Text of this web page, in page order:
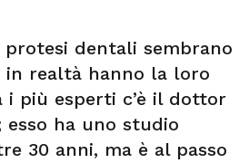
protesi dentali sembrano
in realtà hanno la loro
i più esperti c’è il dottor
esso ha uno studio
30 anni, ma è al passo